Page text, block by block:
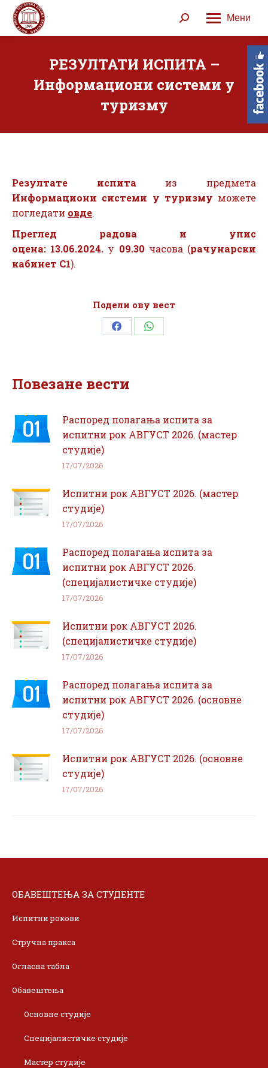
Мени
Search:
РЕЗУЛТАТИ ИСПИТА –
Информациони системи у
туризму
Резултате испита из предмета
Информациони системи у туризму можете
погледати овде.
Преглед радова и упис
оцена: 13.06.2024. у 09.30 часова (рачунарски
кабинет С1).
Подели ову вест
Share Share
Повезане вести
Распоред полагања испита за
испитни рок АВГУСТ 2026. (мастер
студије)
17/07/2026
Испитни рок АВГУСТ 2026. (мастер
студије)
17/07/2026
Распоред полагања испита за
испитни рок АВГУСТ 2026.
(специјалистичке студије)
17/07/2026
Испитни рок АВГУСТ 2026.
(специјалистичке студије)
17/07/2026
Распоред полагања испита за
испитни рок АВГУСТ 2026. (основне
студије)
17/07/2026
Испитни рок АВГУСТ 2026. (основне
студије)
17/07/2026
ОБАВЕШТЕЊА ЗА СТУДЕНТЕ
Испитни рокови
Стручна пракса
Огласна табла
Обавештења
Основне студије
Специјалистичке студије
Мастер студије